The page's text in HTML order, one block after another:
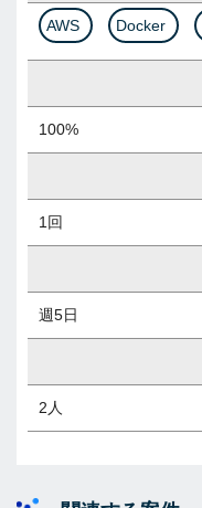
AWS Docker
100%
1回
週5日
2人